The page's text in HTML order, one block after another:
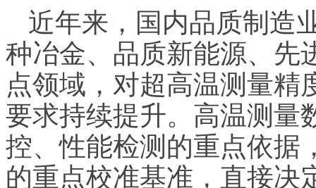
近年来，国内品质制造
种冶金、品质新能源、先
点领域，对超高温测量精
要求持续提升。高温测量
控、性能检测的重点依据
的重点校准基准，直接决